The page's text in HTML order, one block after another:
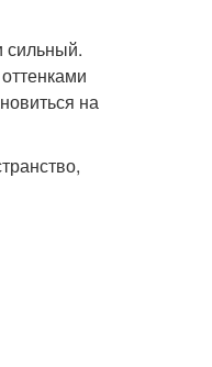
сильный.
на